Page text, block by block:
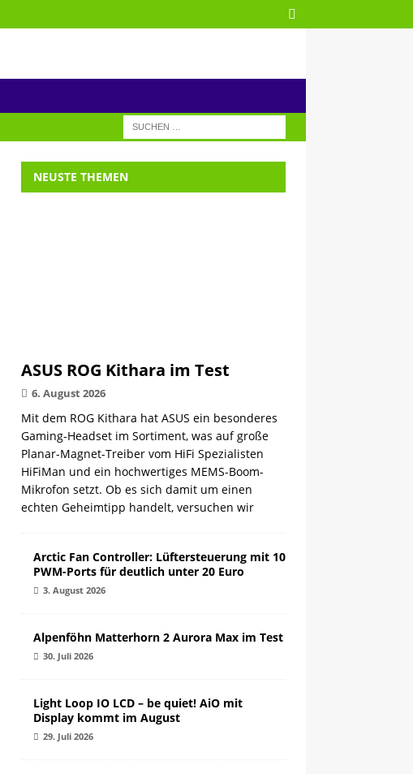
NEUSTE THEMEN
ASUS ROG Kithara im Test
6. August 2026
Mit dem ROG Kithara hat ASUS ein besonderes
Gaming-Headset im Sortiment, was auf große
Planar-Magnet-Treiber vom HiFi Spezialisten
HiFiMan und ein hochwertiges MEMS-Boom-
Mikrofon setzt. Ob es sich damit um einen
echten Geheimtipp handelt, versuchen wir
Arctic Fan Controller: Lüftersteuerung mit 10
PWM-Ports für deutlich unter 20 Euro
3. August 2026
Alpenföhn Matterhorn 2 Aurora Max im Test
30. Juli 2026
Light Loop IO LCD – be quiet! AiO mit
Display kommt im August
29. Juli 2026